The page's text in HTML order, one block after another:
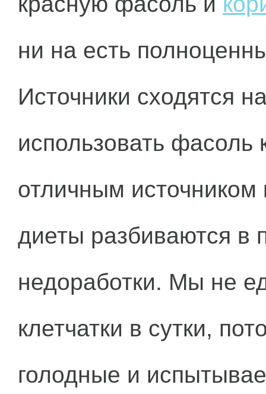
ни на есть
Источники сходятся
использовать фасоль
отличным источником
диеты разбиваются в
недоработки. Мы не
клетчатки в сутки,
голодные и